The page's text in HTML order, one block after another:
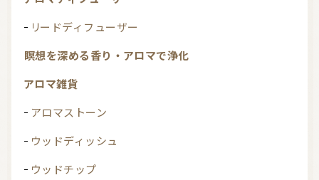
リードディフューザー
瞑想を深める香り・アロマで浄化
アロマ雑貨
アロマストーン
ウッドディッシュ
ウッドチップ